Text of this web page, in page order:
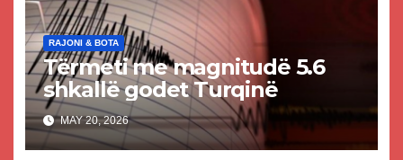
RAJONI & BOTA
Tërmeti me magnitudë 5.6
shkallë godet Turqinë
MAY 20, 2026